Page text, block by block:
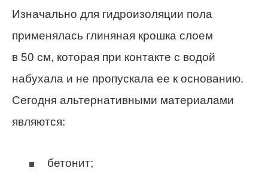
Изначально для гидроизоляции пола
применялась глиняная крошка слоем
в 50 см, которая при контакте с водой
набухала и не пропускала ее к основанию.
Сегодня альтернативными материалами
являются:
бетонит;